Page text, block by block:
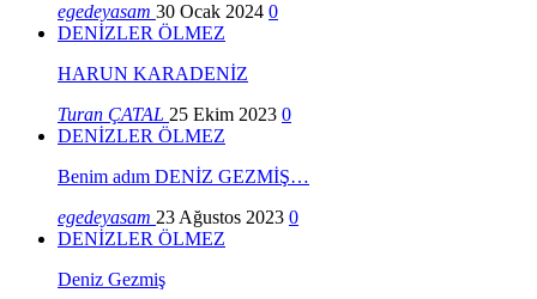
egedeyasam 30 Ocak 2024 0
DENİZLER ÖLMEZ
HARUN KARADENİZ
Turan ÇATAL 25 Ekim 2023 0
DENİZLER ÖLMEZ
Benim adım DENİZ GEZMİŞ…
egedeyasam 23 Ağustos 2023 0
DENİZLER ÖLMEZ
Deniz Gezmiş